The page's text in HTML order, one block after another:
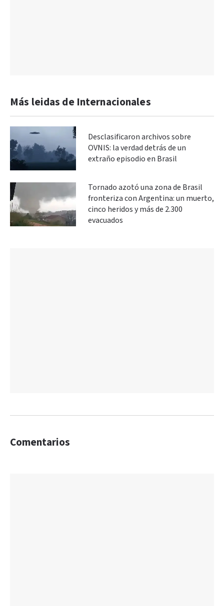
Más leidas de Internacionales
Desclasificaron archivos sobre
OVNIS: la verdad detrás de un
extraño episodio en Brasil
Tornado azotó una zona de Brasil
fronteriza con Argentina: un muerto,
cinco heridos y más de 2.300
evacuados
Comentarios